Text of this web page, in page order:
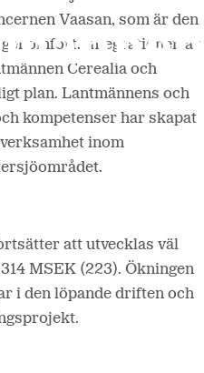
Vaasan, som är den
Integrationen av
Cerealia och
plan. Lantmännens och
kompetenser har skapat
inom
att utvecklas väl
MSEK (223). Ökningen
i den löpande driften och